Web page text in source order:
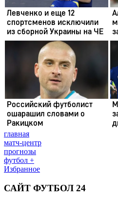
главная
матч-центр
прогнозы
футбол +
Избранное
САЙТ ФУТБОЛ 24